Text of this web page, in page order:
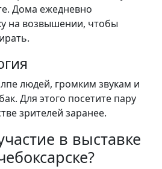
Дома ежедневно
на возвышении, чтобы
людей, громким звукам и
Для этого посетите пару
зрителей заранее.
в выставке